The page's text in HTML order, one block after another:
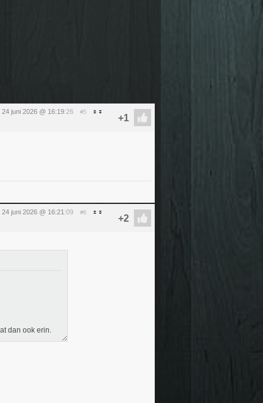
juni 2026 @ 16:19:26 #5
juni 2026 @ 16:21 :09 #6
dan ook erin.